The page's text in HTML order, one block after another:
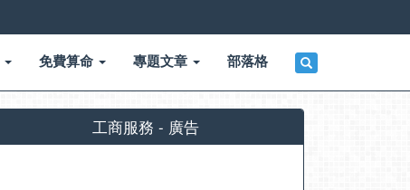
免費算命 專題文章 部落格
工商服務 - 廣告